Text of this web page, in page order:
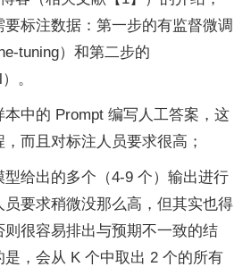
标注数据：第一步的有监督微调
tuning）和第二步的
。
本中的 Prompt 编写人工答案，这
而且对标注人员要求很高；
型给出的多个（4-9 个）输出进行
要求稍微没那么高，但其实也得
很容易排出与预期不一致的结
，会从 K 个中取出 2 个的所有